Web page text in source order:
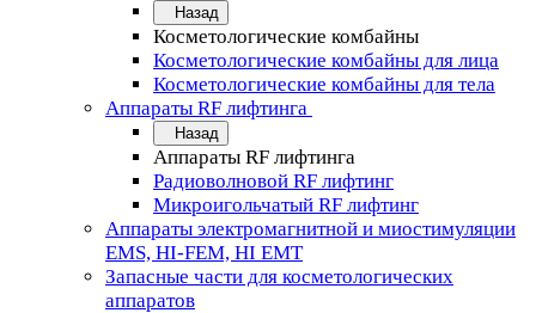
Назад
Косметологические комбайны
Косметологические комбайны для лица
Косметологические комбайны для тела
Аппараты RF лифтинга
Назад
Аппараты RF лифтинга
Радиоволновой RF лифтинг
Микроигольчатый RF лифтинг
Аппараты электромагнитной и миостимуляции
EMS, HI-FEM, HI EMT
Запасные части для косметологических
аппаратов